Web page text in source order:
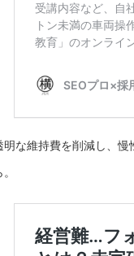
明な維持費を削減し、慢